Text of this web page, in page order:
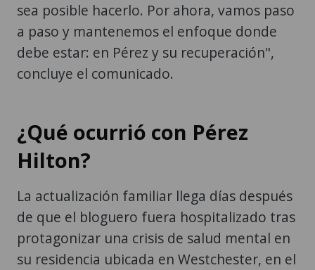
sea posible hacerlo. Por ahora, vamos paso
a paso y mantenemos el enfoque donde
debe estar: en Pérez y su recuperación",
concluye el comunicado.
¿Qué ocurrió con Pérez
Hilton?
La actualización familiar llega días después
de que el bloguero fuera hospitalizado tras
protagonizar una crisis de salud mental en
su residencia ubicada en Westchester, en el